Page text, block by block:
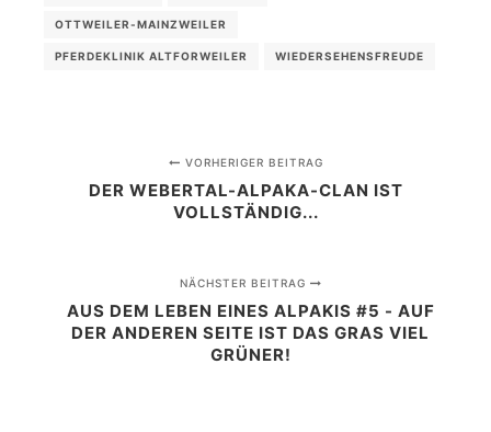
OTTWEILER-MAINZWEILER
PFERDEKLINIK ALTFORWEILER WIEDERSEHENSFREUDE
VORHERIGER BEITRAG
DER WEBERTAL-ALPAKA-CLAN IST
VOLLSTÄNDIG...
NÄCHSTER BEITRAG
AUS DEM LEBEN EINES ALPAKIS #5 - AUF
DER ANDEREN SEITE IST DAS GRAS VIEL
GRÜNER!